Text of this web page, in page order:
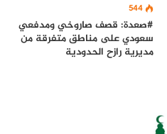
544
#صعدة: قصف صاروخي ومدفعي
سعودي على مناطق متفرقة من
مديرية رازح الحدودية